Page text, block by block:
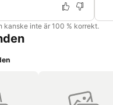
kanske inte är 100 % korrekt.